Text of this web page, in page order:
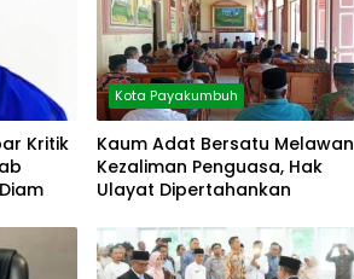
Kritik
Kota Payakumbuh
Kaum Adat Bersatu Melawan
Kezaliman Penguasa, Hak
Ulayat Dipertahankan